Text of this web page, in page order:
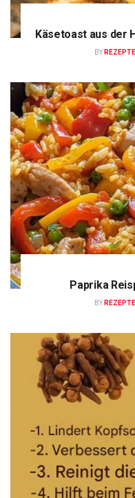
Käsetoast aus der
BY
Paprika
BY